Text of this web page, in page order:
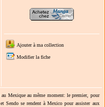
Ajouter à ma collection
Modifier la fiche
Mexique au même moment: le premier, pour
Sendo se rendent à Mexico pour assister aux